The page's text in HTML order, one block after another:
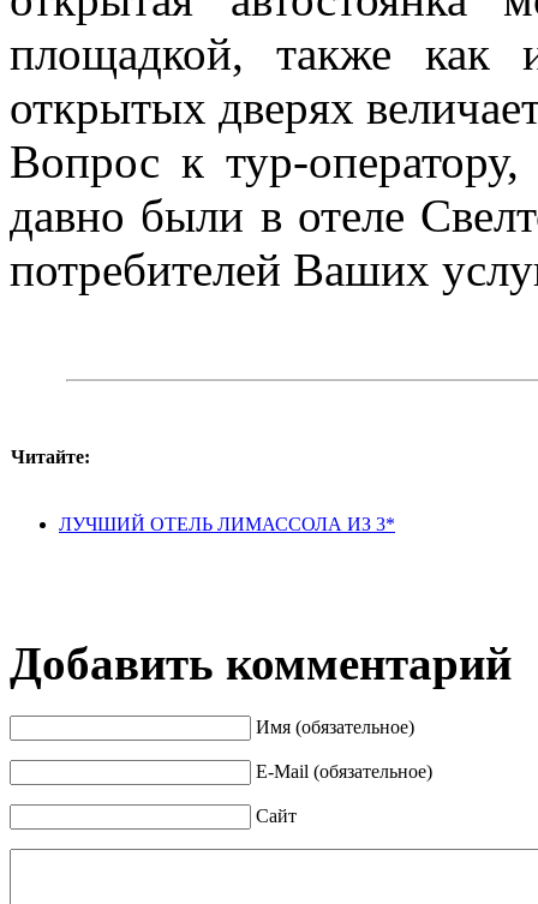
площадкой, также
открытых дверях
Вопрос к тур-
давно были в отеле
потребителей Ваших
Читайте:
ЛУЧШИЙ ОТЕЛЬ ЛИМАССОЛА ИЗ 3*
Добавить комментарий
Имя (обязательное)
E-Mail (обязательное)
Сайт